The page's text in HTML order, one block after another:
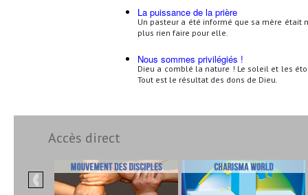
La puissance de la prière
Un pasteur a été informé que sa mère était
plus rien faire pour elle.
Nous sommes privilégiés !
Dieu a comblé la nature ! Le soleil et les
Tout est le résultat des dons de Dieu.
Accès direct